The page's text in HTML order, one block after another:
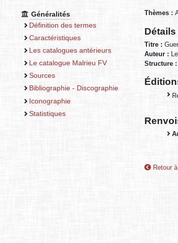
Généralités
Définition des termes
Caractéristiques
Les catalogues antérieurs
Le catalogue Malrieu FV
Sources
Bibliographie - Discographie
Iconographie
Statistiques
Thèmes :
Titre :
Auteur :
Structure :
Retour